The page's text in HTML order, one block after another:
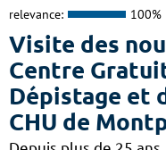
relevance: 100%
Visite des
Centre
Dépistage et
CHU de